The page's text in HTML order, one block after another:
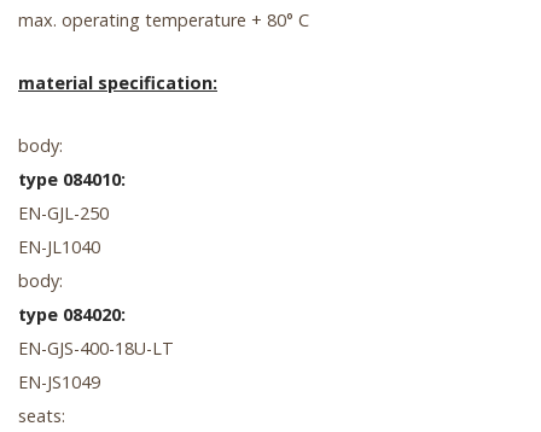
max. operating temperature + 80° C
material specification:
body:
type 084010:
EN-GJL-250
EN-JL1040
body:
type 084020:
EN-GJS-400-18U-LT
EN-JS1049
seats: